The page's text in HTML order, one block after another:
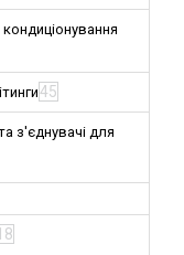
45
з'єднувачі для